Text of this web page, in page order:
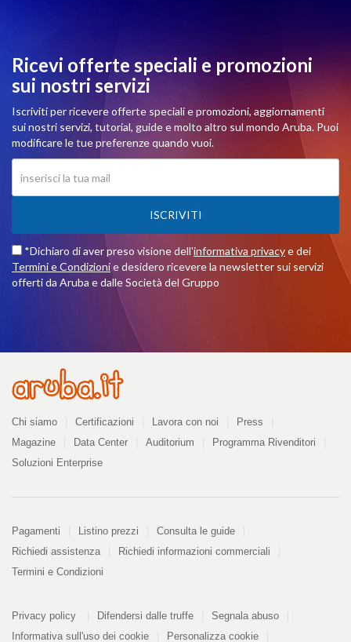
Ricevi offerte speciali e promozioni
sui nostri servizi
Iscriviti per ricevere offerte speciali e promozioni, aggiornamenti
sui nostri servizi, tutorial, guide e molto altro sul mondo Aruba. Puoi
modificare le tue preferenze quando vuoi.
ISCRIVITI
*Dichiaro di aver preso visione dell'informativa privacye dei
Termini e Condizionie desidero ricevere la newsletter sui servizi
offerti da Aruba e dalle Società del Gruppo
Azienda
Chi siamo Certificazioni Lavora con noi
Press
Magazine
Data Center Auditorium
Programma Rivenditori
Soluzioni Enterprise
Pagamenti
Pagamenti Listino prezzi
Consulta le guide
Richiedi assistenza
Richiedi informazioni commerciali
Termini e Condizioni
Informazioni
Privacy policy
PDF
kB
Difendersi dalle truffe
Segnala abuso
Informativa sull'uso dei cookie
Personalizza cookie